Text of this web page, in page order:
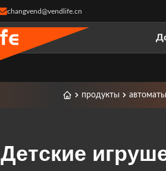
changvend@vendlife.cn
продукты
Детские